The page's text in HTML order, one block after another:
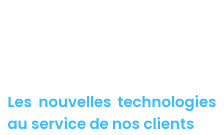
Les nouvelles technologies
au service de nos clients